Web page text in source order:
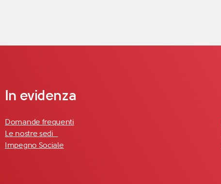
In evidenza
Domande frequenti
Le nostre sedi
Impegno Sociale